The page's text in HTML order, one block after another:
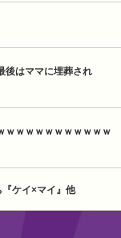
後はママに埋葬され
ｗｗｗｗｗｗｗｗｗｗｗ
ケイ×マイ』他